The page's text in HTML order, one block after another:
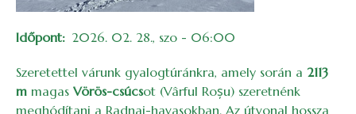
Időpont 2026. 02. 28., szo - 06:00
Szeretettel várunk gyalogtúránkra, amely során a 2113
m magas Vörös-csúcsot (Vârful Roșu) szeretnénk
meghódítani a Radnai-havasokban. Az útvonal hossza